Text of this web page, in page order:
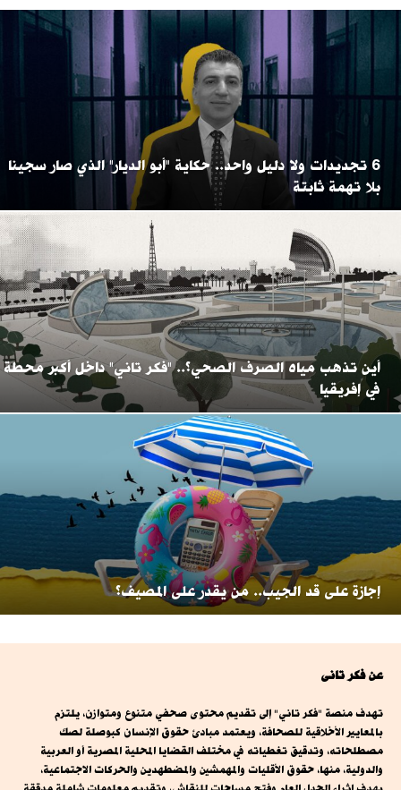
6 تجديدات ولا دليل واحد.. حكاية "أبو الديار" الذي صار سجينا
بلا تهمة ثابتة
أين تذهب مياه الصرف الصحي؟.. "فكر تاني" داخل أكبر محطة
في إفريقيا
إجازة على قد الجيب.. من يقدر على المصيف؟
عن فكر تانى
تهدف منصة "فكر تاني" إلى تقديم محتوى صحفي متنوع ومتوازن، يلتزم
بالمعايير الأخلاقية للصحافة، ويعتمد مبادئ حقوق الإنسان كبوصلة لصك
مصطلحاته، وتدقيق تغطياته في مختلف القضايا المحلية المصرية أو العربية
والدولية، منها، حقوق الأقليات والمهمشين والمضطهدين والحركات الاجتماعية،